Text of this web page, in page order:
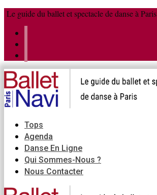
Aller
contenu
Menu
Fermer
Le guide du ballet et spectacle de danse à Paris
Tops
Agenda
Danse En Ligne
Qui Sommes-Nous ?
Nous Contacter